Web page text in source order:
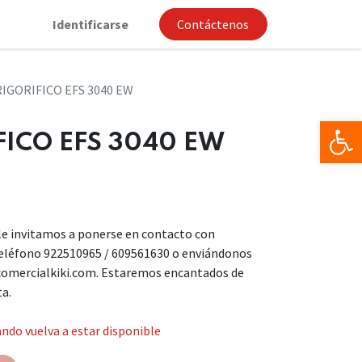
Identificarse Contáctenos
EFS 3040 EW
EFS 3040 EW
invitamos a ponerse en contacto con
922510965 / 609561630 o enviándonos
Estaremos encantados de
vuelva a estar disponible